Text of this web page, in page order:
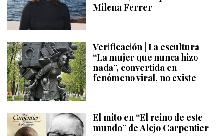
Milena Ferrer
Verificación | La escultura
“La mujer que nunca hizo
nada”, convertida en
fenómeno viral, no existe
El mito en “El reino de este
mundo” de Alejo Carpentier